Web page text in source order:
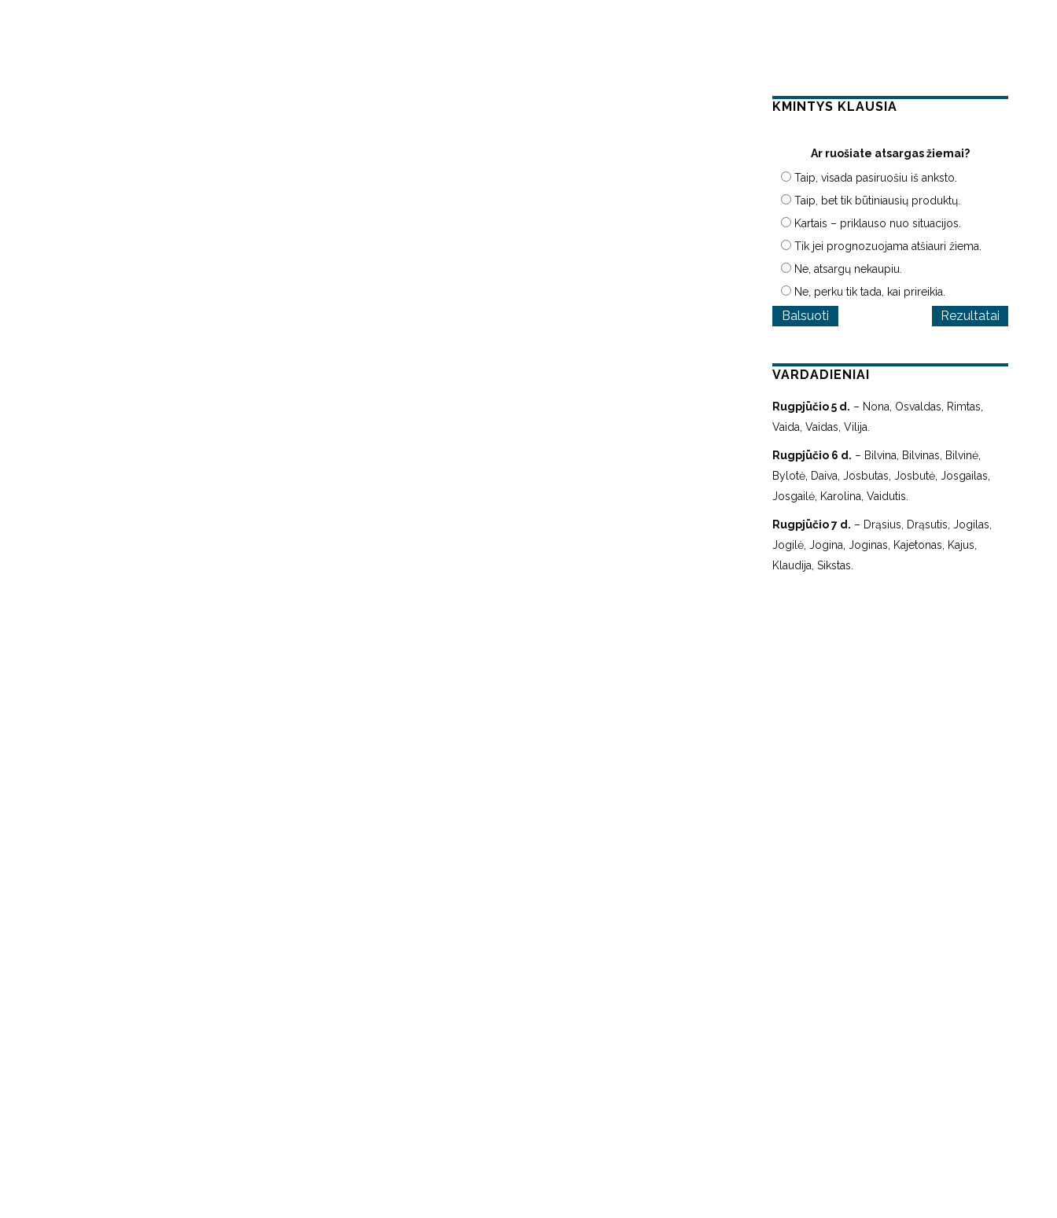
KMINTYS KLAUSIA
Ar ruošiate atsargas žiemai?
Taip, visada pasiruošiu iš anksto.
Taip, bet tik būtiniausių produktų.
Kartais – priklauso nuo situacijos.
Tik jei prognozuojama atšiauri žiema.
Ne, atsargų nekaupiu.
Ne, perku tik tada, kai prireikia.
Rezultatai
VARDADIENIAI
Rugpjūčio 5 d. – Nona, Osvaldas, Rimtas,
Vaida, Vaidas, Vilija.
Rugpjūčio 6 d. – Bilvina, Bilvinas, Bilvinė,
Bylotė, Daiva, Josbutas, Josbutė, Josgailas,
Josgailė, Karolina, Vaidutis.
Rugpjūčio 7 d. – Drąsius, Drąsutis, Jogilas,
Jogilė, Jogina, Joginas, Kajetonas, Kajus,
Klaudija, Sikstas.